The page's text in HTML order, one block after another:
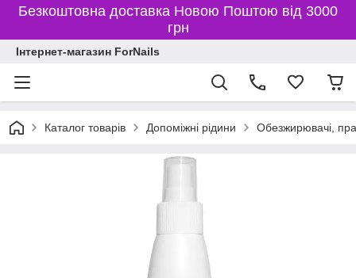
Безкоштовна доставка Новою Поштою від 3000
грн
Інтернет-магазин ForNails
Каталог товарів Допоміжні рідини Обезжирювачі,